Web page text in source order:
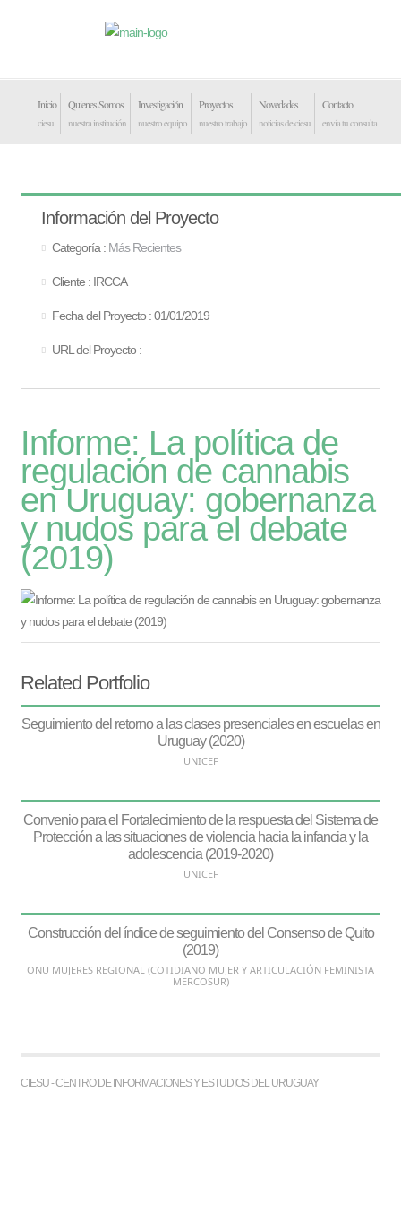
Inicio
ciesu
Quienes Somos
nuestra institución
Investigación
nuestro equipo
Proyectos
nuestro trabajo
Novedades
noticias de ciesu
Contacto
envía tu consulta
Información del Proyecto
Categoría : Más Recientes
Cliente : IRCCA
Fecha del Proyecto : 01/01/2019
URL del Proyecto :
Informe: La política de
regulación de cannabis
en Uruguay: gobernanza
y nudos para el debate
(2019)
Related Portfolio
Seguimiento del retorno a las clases presenciales en escuelas en
Uruguay (2020)
UNICEF
Convenio para el Fortalecimiento de la respuesta del Sistema de
Protección a las situaciones de violencia hacia la infancia y la
adolescencia (2019-2020)
UNICEF
Construcción del índice de seguimiento del Consenso de Quito
(2019)
ONU MUJERES REGIONAL (COTIDIANO MUJER Y ARTICULACIÓN FEMINISTA
MERCOSUR)
CIESU - CENTRO DE INFORMACIONES Y ESTUDIOS DEL URUGUAY